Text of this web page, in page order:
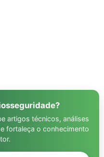
artigos técnicos, análises
fortaleça o conhecimento